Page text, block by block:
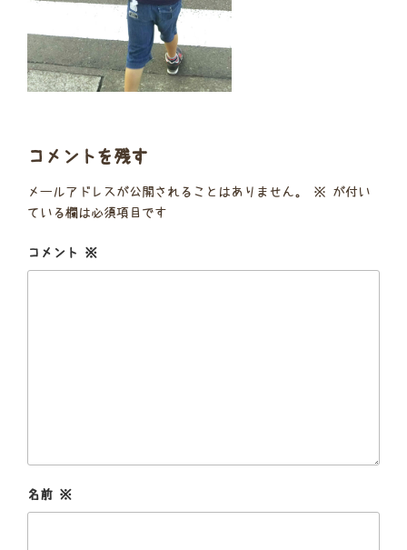
コメントを残す
メールアドレスが公開されることはありません。 ※ が付い
ている欄は必須項目です
コメント ※
名前 ※